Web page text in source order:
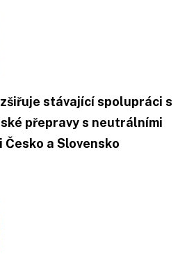
stávající spolupráci s
přepravy s neutrálními
a Slovensko